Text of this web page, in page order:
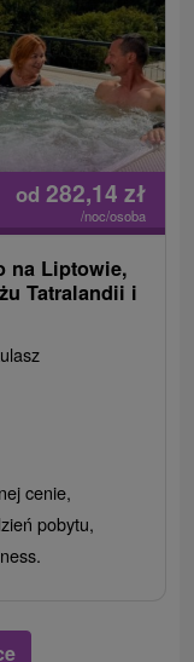
od 282,14 zł
/noc/osoba
na Liptowie,
Tatralandii i
cenie,
pobytu,